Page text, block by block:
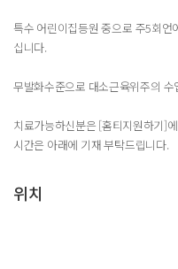
특수 어린이집등원 중으로 주5회
십니다.
무발화수준으로 대소근육위주의 수
치료가능하신분은 [홈티지원하기]
시간은 아래에 기재 부탁드립니다.
위치